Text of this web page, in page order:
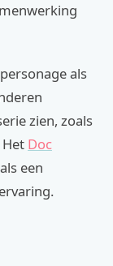
als
zien, zoals
Doc
een